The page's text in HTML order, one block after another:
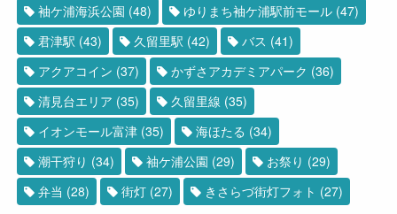
袖ケ浦海浜公園 (48) ゆりまち袖ケ浦駅前モール (47)
君津駅 (43) 久留里駅 (42) バス (41)
アクアコイン (37) かずさアカデミアパーク (36)
清見台エリア (35) 久留里線 (35)
イオンモール富津 (35) 海ほたる (34)
潮干狩り (34) 袖ケ浦公園 (29) お祭り (29)
弁当 (28) 街灯 (27) きさらづ街灯フォト (27)